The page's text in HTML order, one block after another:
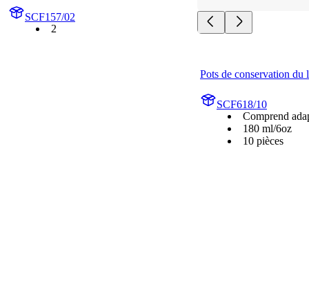
SCF157/02
2
Pots de conservation du
SCF618/10
Comprend
180 ml/6oz
10 pièces